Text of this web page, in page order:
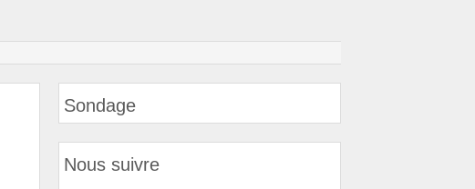
Sondage
Nous suivre